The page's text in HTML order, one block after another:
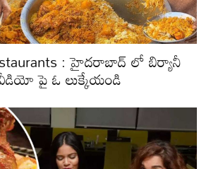
: హైదరాబాద్ లో బిర్యానీ
పై ఓ లుక్కేయండి